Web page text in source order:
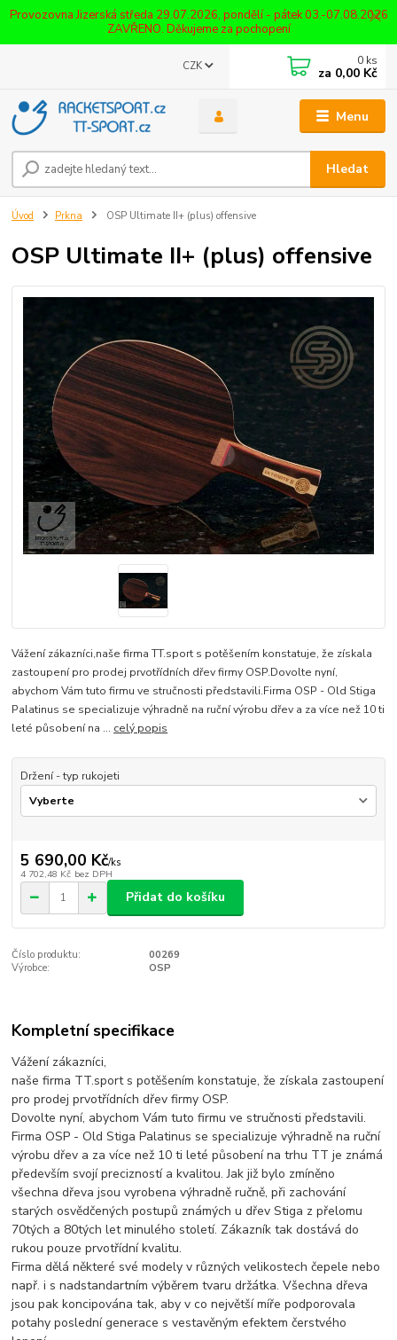
Provozovna Jizerská středa 29.07.2026, pondělí - pátek 03.-07.08.2026
ZAVŘENO. Děkujeme za pochopení
Menu
CZK
Hledat
0 ks
za 0,00 Kč
Úvod Prkna OSP Ultimate II+ (plus) offensive
OSP Ultimate II+ (plus) offensive
Vážení zákazníci,naše firma TT.sport s potěšením konstatuje, že získala
zastoupení pro prodej prvotřídních dřev firmy OSP.Dovolte nyní,
abychom Vám tuto firmu ve stručnosti představili.Firma OSP - Old Stiga
Palatinus se specializuje výhradně na ruční výrobu dřev a za více než 10 ti
leté působení na ... celý popis
Držení - typ rukojeti
5 690,00 Kč/ks
4 702,48 Kč bez DPH
Přidat do košíku
Číslo produktu:
00269
Výrobce:
OSP
Kompletní specifikace
Vážení zákazníci,
naše firma TT.sport s potěšením konstatuje, že získala zastoupení
pro prodej prvotřídních dřev firmy OSP.
Dovolte nyní, abychom Vám tuto firmu ve stručnosti představili.
Firma OSP - Old Stiga Palatinus se specializuje výhradně na ruční
výrobu dřev a za více než 10 ti leté působení na trhu TT je známá
především svojí precizností a kvalitou. Jak již bylo zmíněno
všechna dřeva jsou vyrobena výhradně ručně, při zachování
starých osvědčených postupů známých u dřev Stiga z přelomu
70tých a 80tých let minulého století. Zákazník tak dostává do
rukou pouze prvotřídní kvalitu.
Firma dělá některé své modely v různých velikostech čepele nebo
např. i s nadstandartním výběrem tvaru držátka. Všechna dřeva
jsou pak koncipována tak, aby v co největší míře podporovala
potahy poslední generace s vestavěným efektem čerstvého